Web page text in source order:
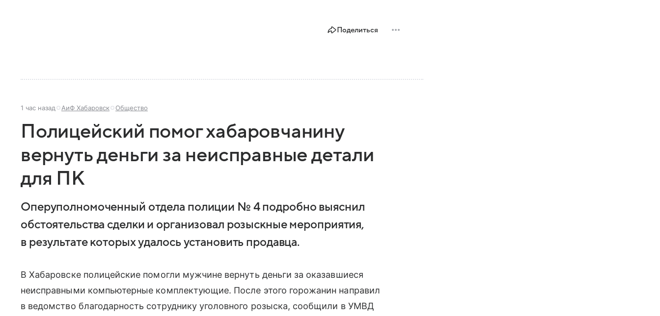
Поделиться
1 час назад АиФ Хабаровск Общество
Полицейский помог хабаровчанину
вернуть деньги за неисправные детали
для ПК
Оперуполномоченный отдела полиции № 4 подробно выяснил
обстоятельства сделки и организовал розыскные мероприятия,
в результате которых удалось установить продавца.
В Хабаровске полицейские помогли мужчине вернуть деньги за оказавшиеся
неисправными компьютерные комплектующие. После этого горожанин направил
в ведомство благодарность сотруднику уголовного розыска, сообщили в УМВД